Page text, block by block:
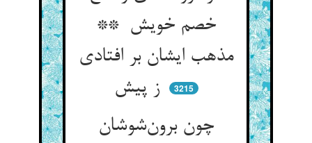
خصم خویش **
مذهب ایشان بر افتادی
ز پیش
3215
چون برون‌شوشان